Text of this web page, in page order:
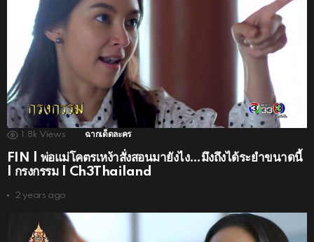
1.8k Views ฉากเด็ดละคร
FIN | พ่อแม่โคตรเหง้าสั่งสอนมายังไง…มึงถึงได้ระยำขนาดนี้
| กรงกรรม | Ch3Thailand
2 years ago